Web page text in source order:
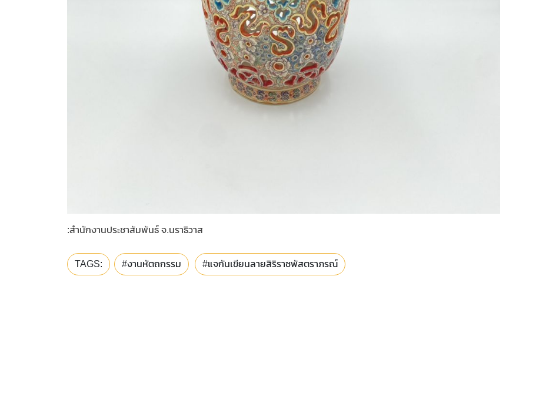
:สำนักงานประชาสัมพันธ์ จ.นราธิวาส
TAGS: #งานหัตถกรรม #แจกันเขียนลายสิริราชพัสตราภรณ์